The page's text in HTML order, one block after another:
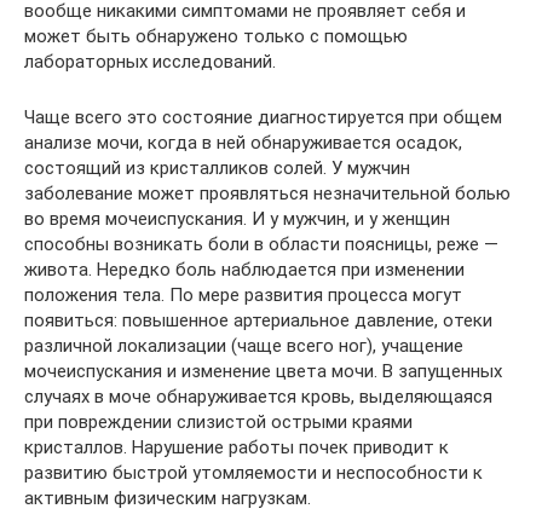
вообще никакими симптомами не проявляет себя и
может быть обнаружено только с помощью
лабораторных исследований.
Чаще всего это состояние диагностируется при общем
анализе мочи, когда в ней обнаруживается осадок,
состоящий из кристалликов солей. У мужчин
заболевание может проявляться незначительной болью
во время мочеиспускания. И у мужчин, и у женщин
способны возникать боли в области поясницы, реже —
живота. Нередко боль наблюдается при изменении
положения тела. По мере развития процесса могут
появиться: повышенное артериальное давление, отеки
различной локализации (чаще всего ног), учащение
мочеиспускания и изменение цвета мочи. В запущенных
случаях в моче обнаруживается кровь, выделяющаяся
при повреждении слизистой острыми краями
кристаллов. Нарушение работы почек приводит к
развитию быстрой утомляемости и неспособности к
активным физическим нагрузкам.